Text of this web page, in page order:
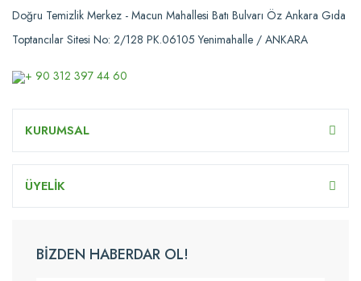
Doğru Temizlik Merkez - Macun Mahallesi Batı Bulvarı Öz Ankara Gıda
Toptancılar Sitesi No: 2/128 PK.06105 Yenimahalle / ANKARA
+ 90 312 397 44 60
KURUMSAL
ÜYELİK
BİZDEN HABERDAR OL!